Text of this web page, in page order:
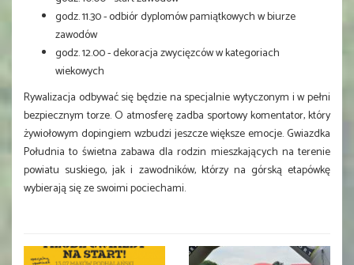
godz. 11.30 - odbiór dyplomów pamiątkowych w biurze
zawodów
godz. 12.00 - dekoracja zwycięzców w kategoriach
wiekowych
Rywalizacja odbywać się będzie na specjalnie wytyczonym i w pełni
bezpiecznym torze. O atmosferę zadba sportowy komentator, który
żywiołowym dopingiem wzbudzi jeszcze większe emocje. Gwiazdka
Południa to świetna zabawa dla rodzin mieszkających na terenie
powiatu suskiego, jak i zawodników, którzy na górską etapówkę
wybierają się ze swoimi pociechami.